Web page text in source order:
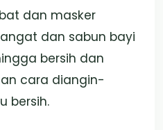
dan masker
dan sabun bayi
bersih dan
cara diangin-
bersih.